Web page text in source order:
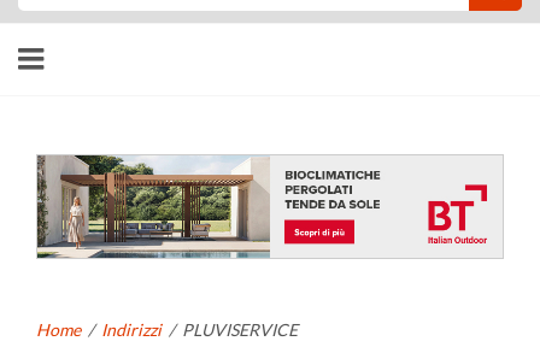
Home / Indirizzi / PLUVISERVICE